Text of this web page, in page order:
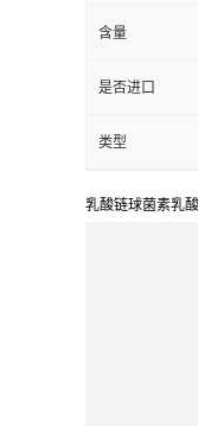
含量
是否进口
类型
乳酸链球菌素乳